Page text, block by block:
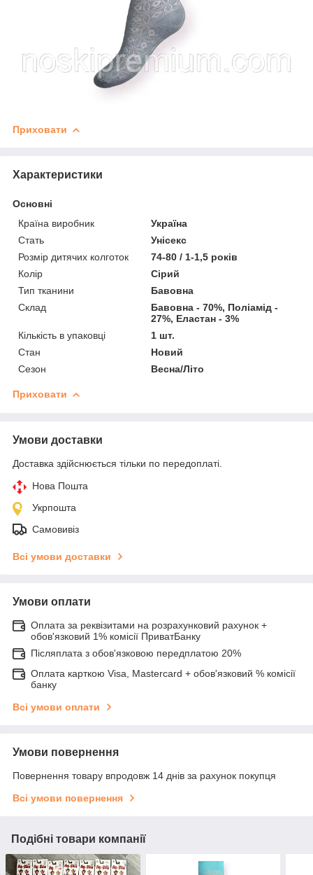
Приховати
Характеристики
Основні
Країна виробник
Україна
Стать
Унісекс
Розмір дитячих колготок
74-80 / 1-1,5 років
Колір
Сірий
Тип тканини
Бавовна
Склад
Бавовна - 70%, Поліамід -
27%, Еластан - 3%
Кількість в упаковці
1 шт.
Стан
Новий
Сезон
Весна/Літо
Приховати
Умови доставки
Доставка здійснюється тільки по передоплаті.
Нова Пошта
Укрпошта
Самовивіз
Всі умови доставки
Умови оплати
Оплата за реквізитами на розрахунковий рахунок +
обов'язковий 1% комісії ПриватБанку
Післяплата з обов'язковою передплатою 20%
Оплата карткою Visa, Mastercard + обов'язковий % комісії
банку
Всі умови оплати
Умови повернення
Повернення товару впродовж 14 днів за рахунок покупця
Всі умови повернення
Подібні товари компанії